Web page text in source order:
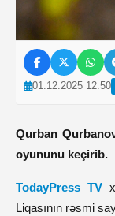
01.12.2025 12:50
Qurban
oyununu keçirib.
TodayPress TV
Liqasının rəsmi